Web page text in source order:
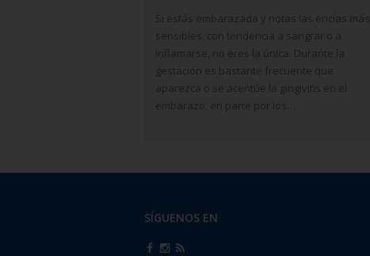
Si estás embarazada y notas las encías más
sensibles, con tendencia a sangrar o a
inflamarse, no eres la única. Durante la
gestación es bastante frecuente que
aparezca o se acentúe la gingivitis en el
embarazo, en parte por los…
SÍGUENOS EN